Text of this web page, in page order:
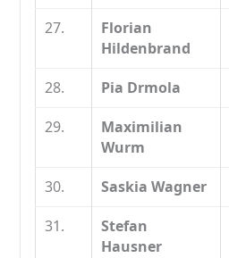
27.
Florian
Hildenbrand
28. Pia Drmola
29.
Maximilian
Wurm
30. Saskia Wagner
31.
Stefan
Hausner